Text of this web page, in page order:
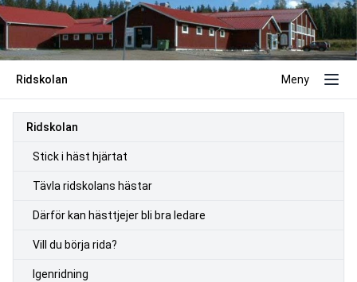
Ridskolan Meny
Ridskolan
Stick i häst hjärtat
Tävla ridskolans hästar
Därför kan hästtjejer bli bra ledare
Vill du börja rida?
Igenridning